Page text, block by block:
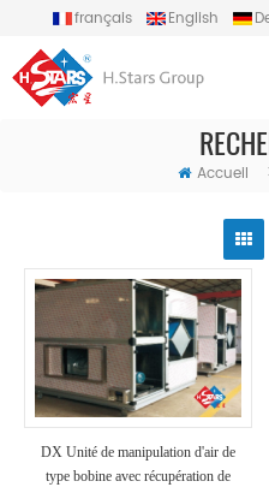
français English
Accueil
DX Unité de manipulation d'air de
type bobine avec récupération de